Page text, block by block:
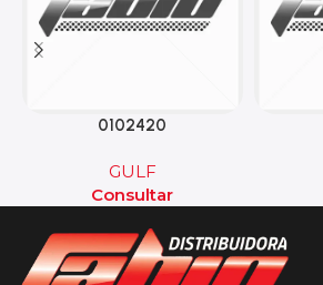
0102420
GULF
Consultar